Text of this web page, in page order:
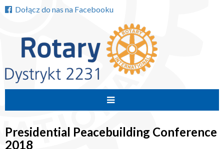
Dołącz do nas na Facebooku
treści
Presidential Peacebuilding Conference
2018